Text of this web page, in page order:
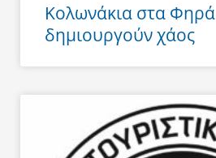
Κολωνάκια στα Φηρά
δημιουργούν χάος